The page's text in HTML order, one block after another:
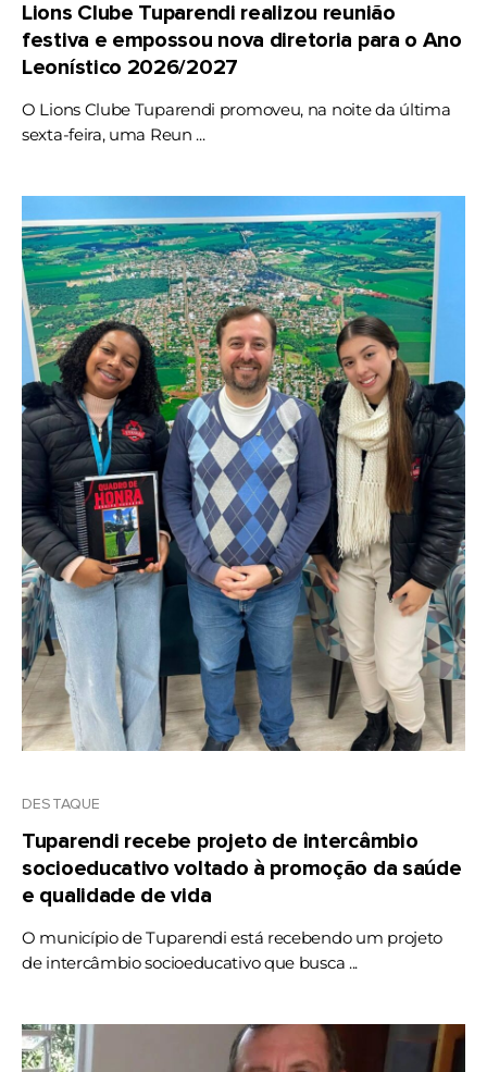
Lions Clube Tuparendi realizou reunião
festiva e empossou nova diretoria para o Ano
Leonístico 2026/2027
O Lions Clube Tuparendi promoveu, na noite da última
sexta-feira, uma Reun ...
DESTAQUE
Tuparendi recebe projeto de intercâmbio
socioeducativo voltado à promoção da saúde
e qualidade de vida
O município de Tuparendi está recebendo um projeto
de intercâmbio socioeducativo que busca ...